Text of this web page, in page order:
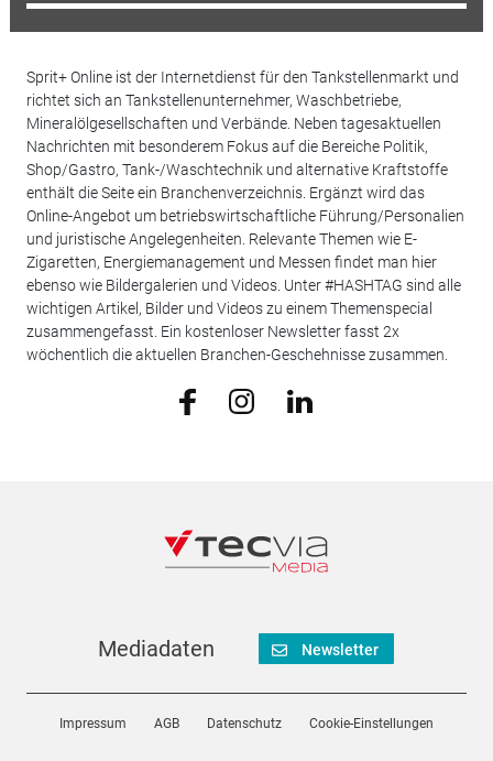
Sprit+ Online ist der Internetdienst für den Tankstellenmarkt und
richtet sich an Tankstellenunternehmer, Waschbetriebe,
Mineralölgesellschaften und Verbände. Neben tagesaktuellen
Nachrichten mit besonderem Fokus auf die Bereiche Politik,
Shop/Gastro, Tank-/Waschtechnik und alternative Kraftstoffe
enthält die Seite ein Branchenverzeichnis. Ergänzt wird das
Online-Angebot um betriebswirtschaftliche Führung/Personalien
und juristische Angelegenheiten. Relevante Themen wie E-
Zigaretten, Energiemanagement und Messen findet man hier
ebenso wie Bildergalerien und Videos. Unter #HASHTAG sind alle
wichtigen Artikel, Bilder und Videos zu einem Themenspecial
zusammengefasst. Ein kostenloser Newsletter fasst 2x
wöchentlich die aktuellen Branchen-Geschehnisse zusammen.
Mediadaten Newsletter
Impressum AGB Datenschutz Cookie-Einstellungen